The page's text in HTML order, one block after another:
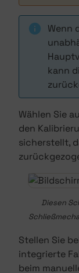
Wenn
kann
Wählen Sie
den
sicherstellt,
Diesen
Stellen Sie
integrierte
beim